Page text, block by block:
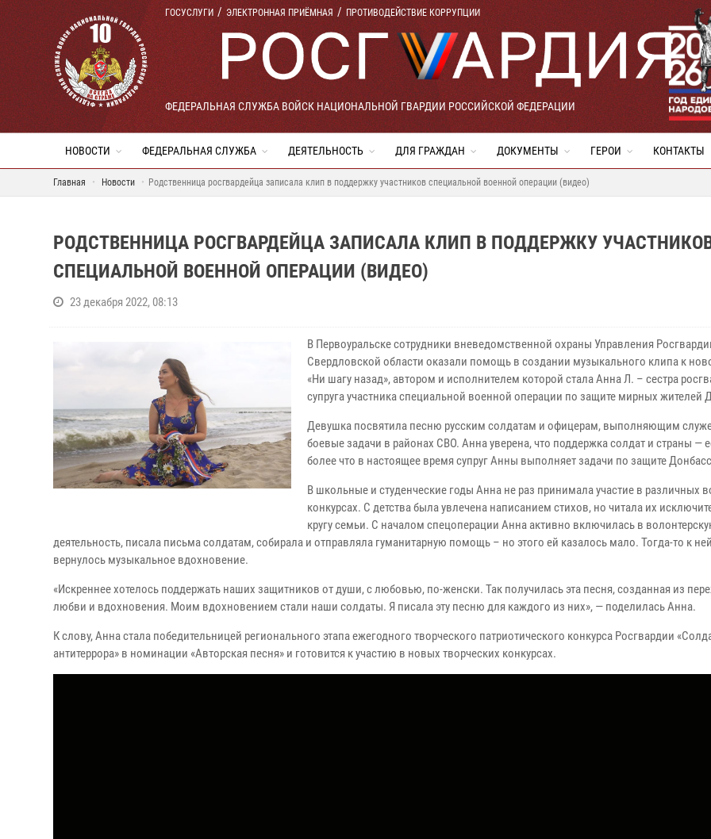
ГОСУСЛУГИ ЭЛЕКТРОННАЯ ПРИЁМНАЯ ПРОТИВОДЕЙСТВИЕ КОРРУПЦИИ
ФЕДЕРАЛЬНАЯ СЛУЖБА ВОЙСК НАЦИОНАЛЬНОЙ ГВАРДИИ РОССИЙСКОЙ ФЕДЕРАЦИИ
НОВОСТИ ФЕДЕРАЛЬНАЯ СЛУЖБА ДЕЯТЕЛЬНОСТЬ ДЛЯ ГРАЖДАН ДОКУМЕНТЫ ГЕРОИ КОНТАКТЫ
Главная Новости Родственница росгвардейца записала клип в поддержку участников специальной военной операции (видео)
РОДСТВЕННИЦА РОСГВАРДЕЙЦА ЗАПИСАЛА КЛИП В ПОДДЕРЖКУ
СПЕЦИАЛЬНОЙ ВОЕННОЙ ОПЕРАЦИИ (ВИДЕО)
23 декабря 2022, 08:13
В Первоуральске сотрудники вневедомственной охраны Управления
Свердловской области оказали помощь в создании музыкального клипа к
«Ни шагу назад», автором и исполнителем которой стала Анна Л. – сестра
супруга участника специальной военной операции по защите мирных жителей
Девушка посвятила песню русским солдатам и офицерам, выполняющим
боевые задачи в районах СВО. Анна уверена, что поддержка солдат и страны —
более что в настоящее время супруг Анны выполняет задачи по защите
В школьные и студенческие годы Анна не раз принимала участие в различных
конкурсах. С детства была увлечена написанием стихов, но читала их
кругу семьи. С началом спецоперации Анна активно включилась в
деятельность, писала письма солдатам, собирала и отправляла гуманитарную помощь – но этого ей казалось мало. Тогда-то к
вернулось музыкальное вдохновение.
«Искреннее хотелось поддержать наших защитников от души, с любовью, по-женски. Так получилась эта песня, созданная из
любви и вдохновения. Моим вдохновением стали наши солдаты. Я писала эту песню для каждого из них», — поделилась Анна.
К слову, Анна стала победительницей регионального этапа ежегодного творческого патриотического конкурса Росгвардии
антитеррора» в номинации «Авторская песня» и готовится к участию в новых творческих конкурсах.